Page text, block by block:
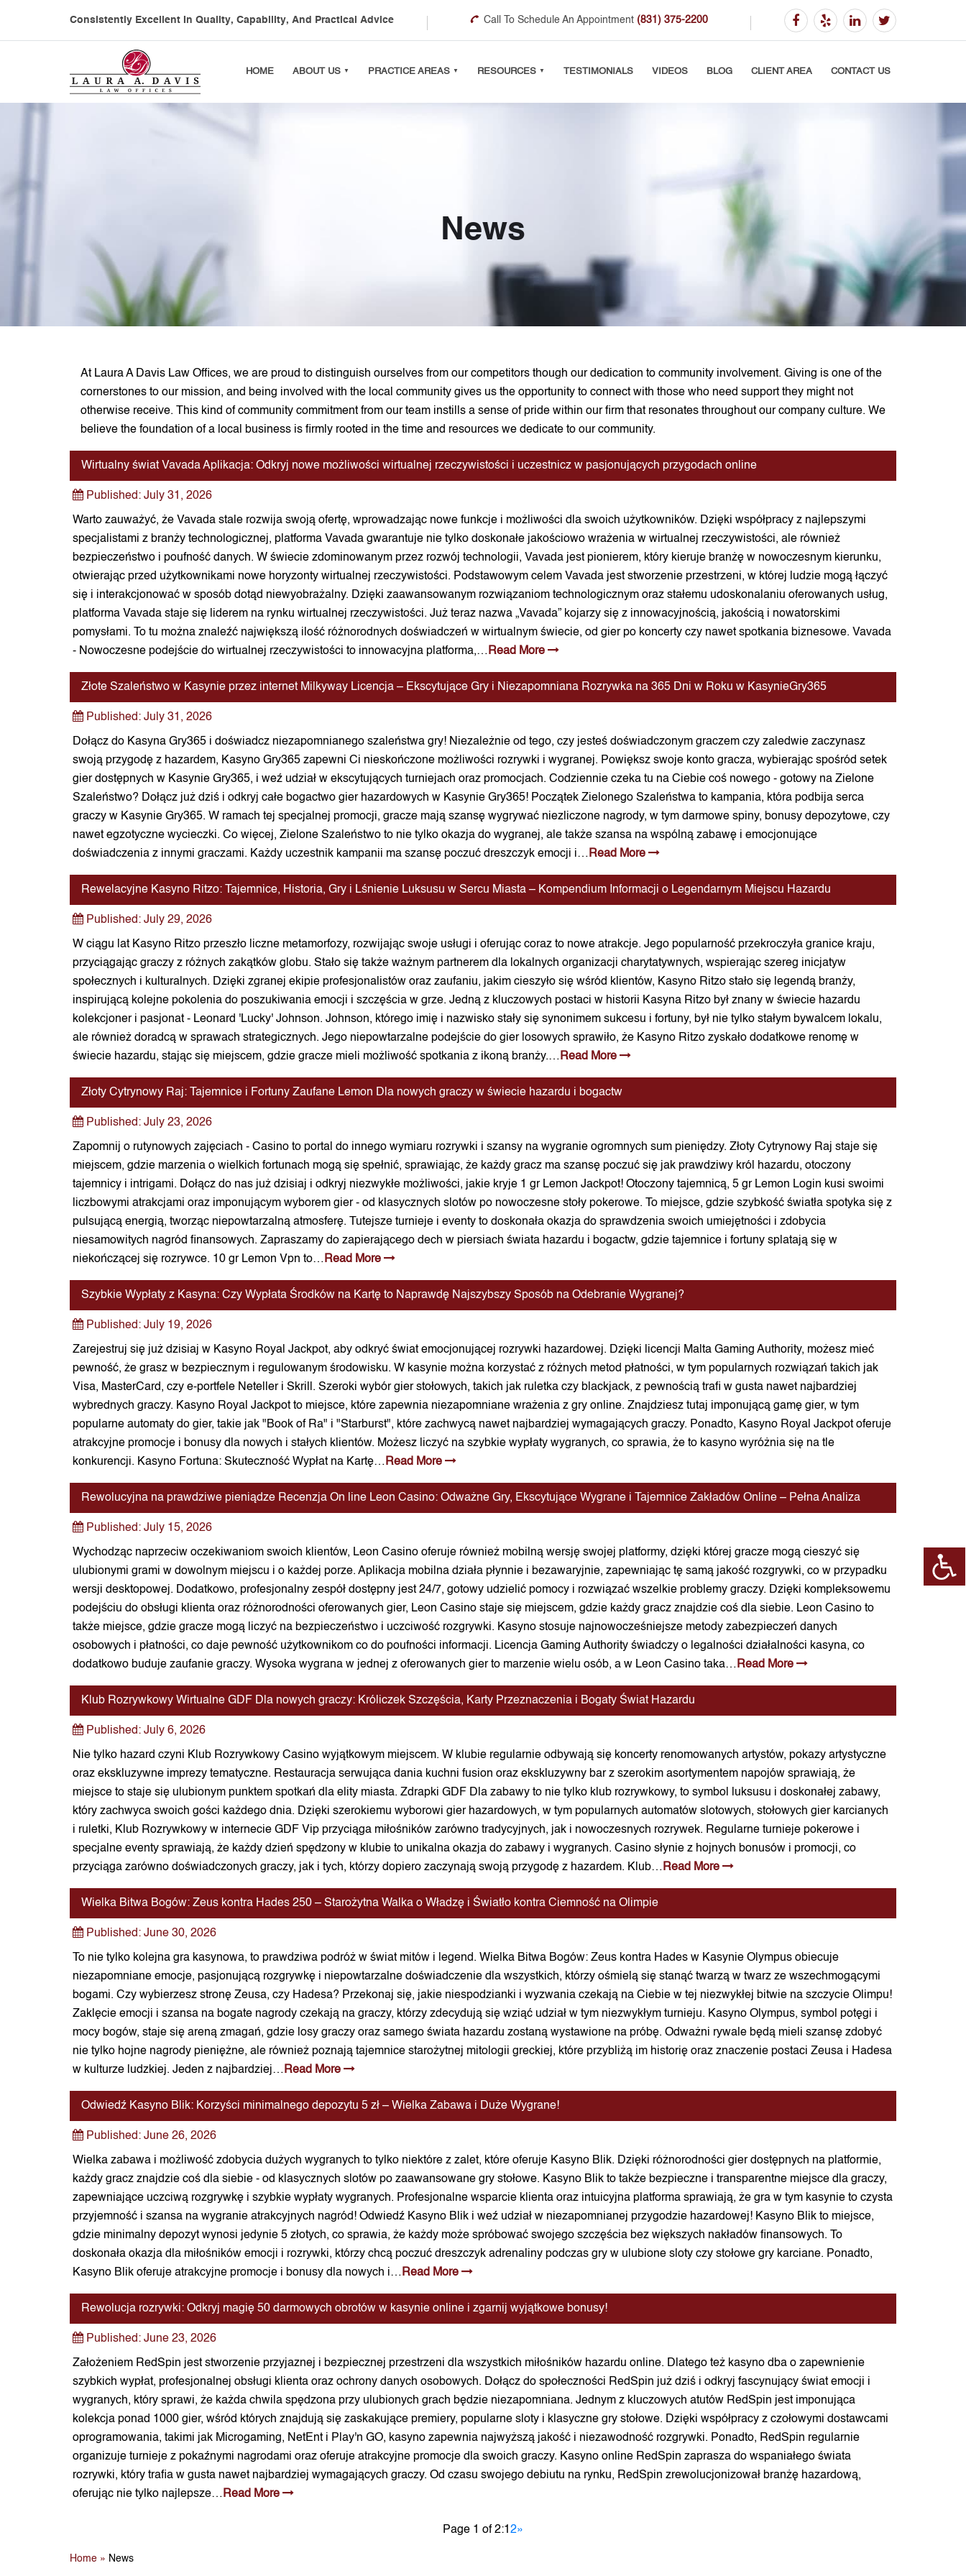
Consistently Excellent In Quality, Capability, And Practical Advice Call To Schedule An Appointment (831) 375-2200
HOME ABOUT US PRACTICE AREAS RESOURCES TESTIMONIALS VIDEOS BLOG CLIENT AREA CONTACT US
News
At Laura A Davis Law Offices, we are proud to distinguish ourselves from our competitors though our dedication to community involvement. Giving is one of the
cornerstones to our mission, and being involved with the local community gives us the opportunity to connect with those who need support they might not
otherwise receive. This kind of community commitment from our team instills a sense of pride within our firm that resonates throughout our company culture. We
believe the foundation of a local business is firmly rooted in the time and resources we dedicate to our community.
Wirtualny świat Vavada Aplikacja: Odkryj nowe możliwości wirtualnej rzeczywistości i uczestnicz w pasjonujących przygodach online
Published: July 31, 2026
Warto zauważyć, że Vavada stale rozwija swoją ofertę, wprowadzając nowe funkcje i możliwości dla swoich użytkowników. Dzięki współpracy z najlepszymi
specjalistami z branży technologicznej, platforma Vavada gwarantuje nie tylko doskonałe jakościowo wrażenia w wirtualnej rzeczywistości, ale również
bezpieczeństwo i poufność danych. W świecie zdominowanym przez rozwój technologii, Vavada jest pionierem, który kieruje branżę w nowoczesnym kierunku,
otwierając przed użytkownikami nowe horyzonty wirtualnej rzeczywistości. Podstawowym celem Vavada jest stworzenie przestrzeni, w której ludzie mogą łączyć
się i interakcjonować w sposób dotąd niewyobrażalny. Dzięki zaawansowanym rozwiązaniom technologicznym oraz stałemu udoskonalaniu oferowanych usług,
platforma Vavada staje się liderem na rynku wirtualnej rzeczywistości. Już teraz nazwa „Vavada” kojarzy się z innowacyjnością, jakością i nowatorskimi
pomysłami. To tu można znaleźć największą ilość różnorodnych doświadczeń w wirtualnym świecie, od gier po koncerty czy nawet spotkania biznesowe. Vavada
- Nowoczesne podejście do wirtualnej rzeczywistości to innowacyjna platforma,… Read More
Złote Szaleństwo w Kasynie przez internet Milkyway Licencja – Ekscytujące Gry i Niezapomniana Rozrywka na 365 Dni w Roku w KasynieGry365
Published: July 31, 2026
Dołącz do Kasyna Gry365 i doświadcz niezapomnianego szaleństwa gry! Niezależnie od tego, czy jesteś doświadczonym graczem czy zaledwie zaczynasz
swoją przygodę z hazardem, Kasyno Gry365 zapewni Ci nieskończone możliwości rozrywki i wygranej. Powiększ swoje konto gracza, wybierając spośród setek
gier dostępnych w Kasynie Gry365, i weź udział w ekscytujących turniejach oraz promocjach. Codziennie czeka tu na Ciebie coś nowego - gotowy na Zielone
Szaleństwo? Dołącz już dziś i odkryj całe bogactwo gier hazardowych w Kasynie Gry365! Początek Zielonego Szaleństwa to kampania, która podbija serca
graczy w Kasynie Gry365. W ramach tej specjalnej promocji, gracze mają szansę wygrywać niezliczone nagrody, w tym darmowe spiny, bonusy depozytowe, czy
nawet egzotyczne wycieczki. Co więcej, Zielone Szaleństwo to nie tylko okazja do wygranej, ale także szansa na wspólną zabawę i emocjonujące
doświadczenia z innymi graczami. Każdy uczestnik kampanii ma szansę poczuć dreszczyk emocji i… Read More
Rewelacyjne Kasyno Ritzo: Tajemnice, Historia, Gry i Lśnienie Luksusu w Sercu Miasta – Kompendium Informacji o Legendarnym Miejscu Hazardu
Published: July 29, 2026
W ciągu lat Kasyno Ritzo przeszło liczne metamorfozy, rozwijając swoje usługi i oferując coraz to nowe atrakcje. Jego popularność przekroczyła granice kraju,
przyciągając graczy z różnych zakątków globu. Stało się także ważnym partnerem dla lokalnych organizacji charytatywnych, wspierając szereg inicjatyw
społecznych i kulturalnych. Dzięki zgranej ekipie profesjonalistów oraz zaufaniu, jakim cieszyło się wśród klientów, Kasyno Ritzo stało się legendą branży,
inspirującą kolejne pokolenia do poszukiwania emocji i szczęścia w grze. Jedną z kluczowych postaci w historii Kasyna Ritzo był znany w świecie hazardu
kolekcjoner i pasjonat - Leonard 'Lucky' Johnson. Johnson, którego imię i nazwisko stały się synonimem sukcesu i fortuny, był nie tylko stałym bywalcem lokalu,
ale również doradcą w sprawach strategicznych. Jego niepowtarzalne podejście do gier losowych sprawiło, że Kasyno Ritzo zyskało dodatkowe renomę w
świecie hazardu, stając się miejscem, gdzie gracze mieli możliwość spotkania z ikoną branży.… Read More
Złoty Cytrynowy Raj: Tajemnice i Fortuny Zaufane Lemon Dla nowych graczy w świecie hazardu i bogactw
Published: July 23, 2026
Zapomnij o rutynowych zajęciach - Casino to portal do innego wymiaru rozrywki i szansy na wygranie ogromnych sum pieniędzy. Złoty Cytrynowy Raj staje się
miejscem, gdzie marzenia o wielkich fortunach mogą się spełnić, sprawiając, że każdy gracz ma szansę poczuć się jak prawdziwy król hazardu, otoczony
tajemnicy i intrigami. Dołącz do nas już dzisiaj i odkryj niezwykłe możliwości, jakie kryje 1 gr Lemon Jackpot! Otoczony tajemnicą, 5 gr Lemon Login kusi swoimi
liczbowymi atrakcjami oraz imponującym wyborem gier - od klasycznych slotów po nowoczesne stoły pokerowe. To miejsce, gdzie szybkość światła spotyka się z
pulsującą energią, tworząc niepowtarzalną atmosferę. Tutejsze turnieje i eventy to doskonała okazja do sprawdzenia swoich umiejętności i zdobycia
niesamowitych nagród finansowych. Zapraszamy do zapierającego dech w piersiach świata hazardu i bogactw, gdzie tajemnice i fortuny splatają się w
niekończącej się rozrywce. 10 gr Lemon Vpn to… Read More
Szybkie Wypłaty z Kasyna: Czy Wypłata Środków na Kartę to Naprawdę Najszybszy Sposób na Odebranie Wygranej?
Published: July 19, 2026
Zarejestruj się już dzisiaj w Kasyno Royal Jackpot, aby odkryć świat emocjonującej rozrywki hazardowej. Dzięki licencji Malta Gaming Authority, możesz mieć
pewność, że grasz w bezpiecznym i regulowanym środowisku. W kasynie można korzystać z różnych metod płatności, w tym popularnych rozwiązań takich jak
Visa, MasterCard, czy e-portfele Neteller i Skrill. Szeroki wybór gier stołowych, takich jak ruletka czy blackjack, z pewnością trafi w gusta nawet najbardziej
wybrednych graczy. Kasyno Royal Jackpot to miejsce, które zapewnia niezapomniane wrażenia z gry online. Znajdziesz tutaj imponującą gamę gier, w tym
popularne automaty do gier, takie jak "Book of Ra" i "Starburst", które zachwycą nawet najbardziej wymagających graczy. Ponadto, Kasyno Royal Jackpot oferuje
atrakcyjne promocje i bonusy dla nowych i stałych klientów. Możesz liczyć na szybkie wypłaty wygranych, co sprawia, że to kasyno wyróżnia się na tle
konkurencji. Kasyno Fortuna: Skuteczność Wypłat na Kartę… Read More
Rewolucyjna na prawdziwe pieniądze Recenzja On line Leon Casino: Odważne Gry, Ekscytujące Wygrane i Tajemnice Zakładów Online – Pełna Analiza
Published: July 15, 2026
Wychodząc naprzeciw oczekiwaniom swoich klientów, Leon Casino oferuje również mobilną wersję swojej platformy, dzięki której gracze mogą cieszyć się
ulubionymi grami w dowolnym miejscu i o każdej porze. Aplikacja mobilna działa płynnie i bezawaryjnie, zapewniając tę samą jakość rozgrywki, co w przypadku
wersji desktopowej. Dodatkowo, profesjonalny zespół dostępny jest 24/7, gotowy udzielić pomocy i rozwiązać wszelkie problemy graczy. Dzięki kompleksowemu
podejściu do obsługi klienta oraz różnorodności oferowanych gier, Leon Casino staje się miejscem, gdzie każdy gracz znajdzie coś dla siebie. Leon Casino to
także miejsce, gdzie gracze mogą liczyć na bezpieczeństwo i uczciwość rozgrywki. Kasyno stosuje najnowocześniejsze metody zabezpieczeń danych
osobowych i płatności, co daje pewność użytkownikom co do poufności informacji. Licencja Gaming Authority świadczy o legalności działalności kasyna, co
dodatkowo buduje zaufanie graczy. Wysoka wygrana w jednej z oferowanych gier to marzenie wielu osób, a w Leon Casino taka… Read More
Klub Rozrywkowy Wirtualne GDF Dla nowych graczy: Króliczek Szczęścia, Karty Przeznaczenia i Bogaty Świat Hazardu
Published: July 6, 2026
Nie tylko hazard czyni Klub Rozrywkowy Casino wyjątkowym miejscem. W klubie regularnie odbywają się koncerty renomowanych artystów, pokazy artystyczne
oraz ekskluzywne imprezy tematyczne. Restauracja serwująca dania kuchni fusion oraz ekskluzywny bar z szerokim asortymentem napojów sprawiają, że
miejsce to staje się ulubionym punktem spotkań dla elity miasta. Zdrapki GDF Dla zabawy to nie tylko klub rozrywkowy, to symbol luksusu i doskonałej zabawy,
który zachwyca swoich gości każdego dnia. Dzięki szerokiemu wyborowi gier hazardowych, w tym popularnych automatów slotowych, stołowych gier karcianych
i ruletki, Klub Rozrywkowy w internecie GDF Vip przyciąga miłośników zarówno tradycyjnych, jak i nowoczesnych rozrywek. Regularne turnieje pokerowe i
specjalne eventy sprawiają, że każdy dzień spędzony w klubie to unikalna okazja do zabawy i wygranych. Casino słynie z hojnych bonusów i promocji, co
przyciąga zarówno doświadczonych graczy, jak i tych, którzy dopiero zaczynają swoją przygodę z hazardem. Klub… Read More
Wielka Bitwa Bogów: Zeus kontra Hades 250 – Starożytna Walka o Władzę i Światło kontra Ciemność na Olimpie
Published: June 30, 2026
To nie tylko kolejna gra kasynowa, to prawdziwa podróż w świat mitów i legend. Wielka Bitwa Bogów: Zeus kontra Hades w Kasynie Olympus obiecuje
niezapomniane emocje, pasjonującą rozgrywkę i niepowtarzalne doświadczenie dla wszystkich, którzy ośmielą się stanąć twarzą w twarz ze wszechmogącymi
bogami. Czy wybierzesz stronę Zeusa, czy Hadesa? Przekonaj się, jakie niespodzianki i wyzwania czekają na Ciebie w tej niezwykłej bitwie na szczycie Olimpu!
Zaklęcie emocji i szansa na bogate nagrody czekają na graczy, którzy zdecydują się wziąć udział w tym niezwykłym turnieju. Kasyno Olympus, symbol potęgi i
mocy bogów, staje się areną zmagań, gdzie losy graczy oraz samego świata hazardu zostaną wystawione na próbę. Odważni rywale będą mieli szansę zdobyć
nie tylko hojne nagrody pieniężne, ale również poznają tajemnice starożytnej mitologii greckiej, które przybliżą im historię oraz znaczenie postaci Zeusa i Hadesa
w kulturze ludzkiej. Jeden z najbardziej… Read More
Odwiedź Kasyno Blik: Korzyści minimalnego depozytu 5 zł – Wielka Zabawa i Duże Wygrane!
Published: June 26, 2026
Wielka zabawa i możliwość zdobycia dużych wygranych to tylko niektóre z zalet, które oferuje Kasyno Blik. Dzięki różnorodności gier dostępnych na platformie,
każdy gracz znajdzie coś dla siebie - od klasycznych slotów po zaawansowane gry stołowe. Kasyno Blik to także bezpieczne i transparentne miejsce dla graczy,
zapewniające uczciwą rozgrywkę i szybkie wypłaty wygranych. Profesjonalne wsparcie klienta oraz intuicyjna platforma sprawiają, że gra w tym kasynie to czysta
przyjemność i szansa na wygranie atrakcyjnych nagród! Odwiedź Kasyno Blik i weź udział w niezapomnianej przygodzie hazardowej! Kasyno Blik to miejsce,
gdzie minimalny depozyt wynosi jedynie 5 złotych, co sprawia, że każdy może spróbować swojego szczęścia bez większych nakładów finansowych. To
doskonała okazja dla miłośników emocji i rozrywki, którzy chcą poczuć dreszczyk adrenaliny podczas gry w ulubione sloty czy stołowe gry karciane. Ponadto,
Kasyno Blik oferuje atrakcyjne promocje i bonusy dla nowych i… Read More
Rewolucja rozrywki: Odkryj magię 50 darmowych obrotów w kasynie online i zgarnij wyjątkowe bonusy!
Published: June 23, 2026
Założeniem RedSpin jest stworzenie przyjaznej i bezpiecznej przestrzeni dla wszystkich miłośników hazardu online. Dlatego też kasyno dba o zapewnienie
szybkich wypłat, profesjonalnej obsługi klienta oraz ochrony danych osobowych. Dołącz do społeczności RedSpin już dziś i odkryj fascynujący świat emocji i
wygranych, który sprawi, że każda chwila spędzona przy ulubionych grach będzie niezapomniana. Jednym z kluczowych atutów RedSpin jest imponująca
kolekcja ponad 1000 gier, wśród których znajdują się zaskakujące premiery, popularne sloty i klasyczne gry stołowe. Dzięki współpracy z czołowymi dostawcami
oprogramowania, takimi jak Microgaming, NetEnt i Play'n GO, kasyno zapewnia najwyższą jakość i niezawodność rozgrywki. Ponadto, RedSpin regularnie
organizuje turnieje z pokaźnymi nagrodami oraz oferuje atrakcyjne promocje dla swoich graczy. Kasyno online RedSpin zaprasza do wspaniałego świata
rozrywki, który trafia w gusta nawet najbardziej wymagających graczy. Od czasu swojego debiutu na rynku, RedSpin zrewolucjonizował branżę hazardową,
oferując nie tylko najlepsze… Read More
Page 1 of 2:1 2»
Home » News